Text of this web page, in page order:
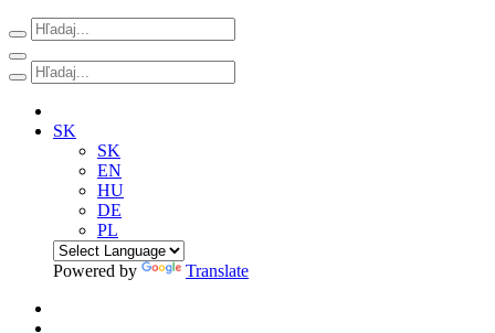
SK
SK
EN
HU
DE
PL
Powered by Translate